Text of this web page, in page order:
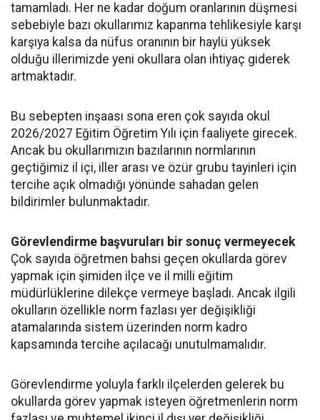
tamamladı. Her ne kadar doğum oranlarının düşmesi
sebebiyle bazı okullarımız kapanma tehlikesiyle karşı
karşıya kalsa da nüfus oranının bir haylü yüksek
olduğu illerimizde yeni okullara olan ihtiyaç giderek
artmaktadır.
Bu sebepten inşaası sona eren çok sayıda okul
2026/2027 Eğitim Öğretim Yılı için faaliyete girecek.
Ancak bu okullarımızın bazılarının normlarının
geçtiğimiz il içi, iller arası ve özür grubu tayinleri için
tercihe açık olmadığı yönünde sahadan gelen
bildirimler bulunmaktadır.
Görevlendirme başvuruları bir sonuç vermeyecek
Çok sayıda öğretmen bahsi geçen okullarda görev
yapmak için şimiden ilçe ve il milli eğitim
müdürlüklerine dilekçe vermeye başladı. Ancak ilgili
okulların özellikle norm fazlası yer değişikliği
atamalarında sistem üzerinden norm kadro
kapsamında tercihe açılacağı unutulmamalıdır.
Görevlendirme yoluyla farklı ilçelerden gelerek bu
okullarda görev yapmak isteyen öğretmenlerin norm